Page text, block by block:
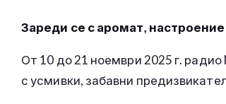
Зареди се с аромат, настроение
От 10 до 21 ноември 2025 г. радио
с усмивки, забавни